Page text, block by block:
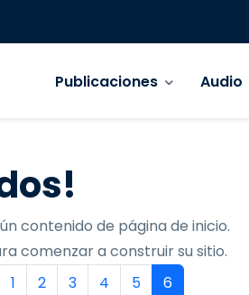
Publicaciones Audio
contenido de página de inicio.
comenzar a construir su sitio.
Página
1 Página
2 Página
3 Página
4 Página
5 Página actual
6